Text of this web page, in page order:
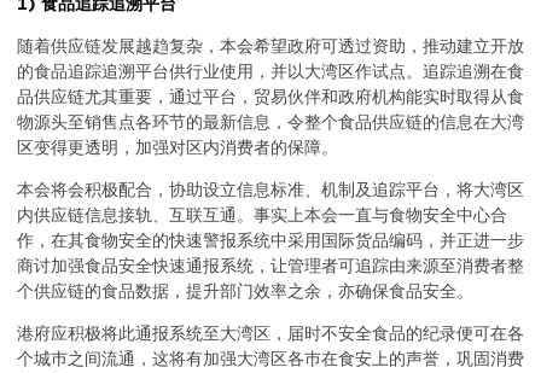
1) 食品追踪追溯平台
随着供应链发展越趋复杂，本会希望政府可透过资助，推动建立开放
的食品追踪追溯平台供行业使用，并以大湾区作试点。追踪追溯在食
品供应链尤其重要，通过平台，贸易伙伴和政府机构能实时取得从食
物源头至销售点各环节的最新信息，令整个食品供应链的信息在大湾
区变得更透明，加强对区内消费者的保障。
本会将会积极配合，协助设立信息标准、机制及追踪平台，将大湾区
内供应链信息接轨、互联互通。事实上本会一直与食物安全中心合
作，在其食物安全的快速警报系统中采用国际货品编码，并正进一步
商讨加强食品安全快速通报系统，让管理者可追踪由来源至消费者整
个供应链的食品数据，提升部门效率之余，亦确保食品安全。
港府应积极将此通报系统至大湾区，届时不安全食品的纪录便可在各
个城巿之间流通，这将有加强大湾区各巿在食安上的声誉，巩固消费